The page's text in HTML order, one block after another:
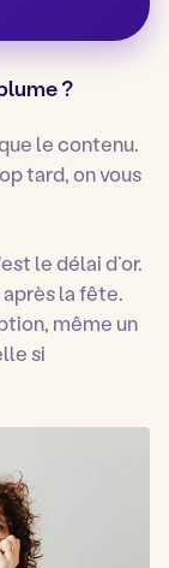
?
le contenu.
tard, on vous
le délai d’or.
après la fête.
même un
si